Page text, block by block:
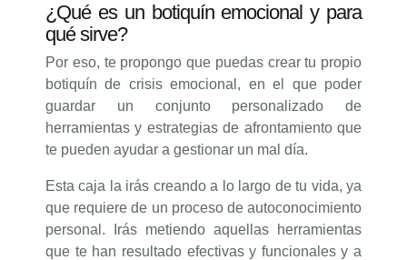
¿Qué es un botiquín emocional y para
qué sirve?
Por eso, te propongo que puedas crear tu propio
botiquín de crisis emocional, en el que poder
guardar un conjunto personalizado de
herramientas y estrategias de afrontamiento que
te pueden ayudar a gestionar un mal día.
Esta caja la irás creando a lo largo de tu vida, ya
que requiere de un proceso de autoconocimiento
personal. Irás metiendo aquellas herramientas
que te han resultado efectivas y funcionales y a